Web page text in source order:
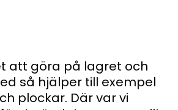
att göra på lagret och
så hjälper till exempel
plockar. Där var vi